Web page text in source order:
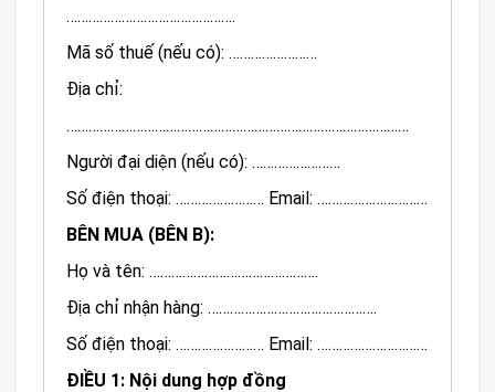
……………………………………….
Mã số thuế (nếu có): ……………………
Địa chỉ:
…………………………………………………………………………………
Người đại diện (nếu có): ……………………
Số điện thoại: …………………… Email: …………………………
BÊN MUA (BÊN B):
Họ và tên: ……………………………………….
Địa chỉ nhận hàng: ……………………………………….
Số điện thoại: …………………… Email: …………………………
ĐIỀU 1: Nội dung hợp đồng